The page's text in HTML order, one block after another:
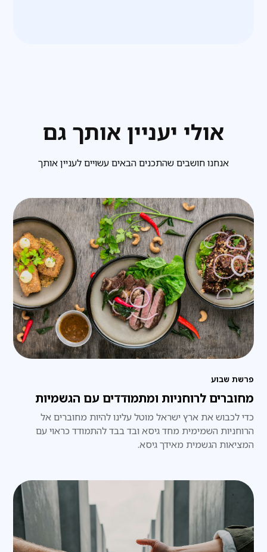
אולי יעניין אותך גם
אנחנו חושבים שהתכנים הבאים עשויים לעניין אותך
פרשת שבוע
מחוברים לרוחניות ומתמודדים עם הגשמיות
כדי לכבוש את ארץ ישראל מוטל עלינו להיות מחוברים אל
הרוחניות השמימית מחד גיסא ובד בבד להתמודד כראוי עם
המציאות הגשמית מאידך גיסא.